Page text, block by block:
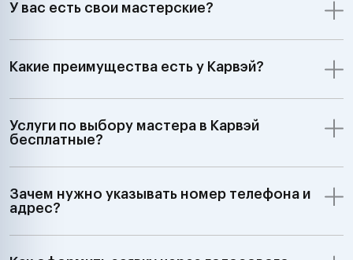
У вас есть свои мастерские?
Какие преимущества есть у Карвэй?
Услуги по выбору мастера в Карвэй
бесплатные?
Зачем нужно указывать номер телефона и
адрес?